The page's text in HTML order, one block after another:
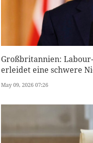
Großbritannien:
erleidet eine schwere
May 09, 2026 07:26